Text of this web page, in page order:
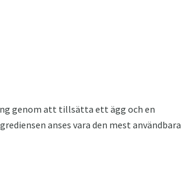
genom att tillsätta ett ägg och en
anses vara den mest användbara